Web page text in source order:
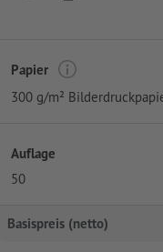
Papier
300 g/m²
Auflage
50
Basispreis (netto)